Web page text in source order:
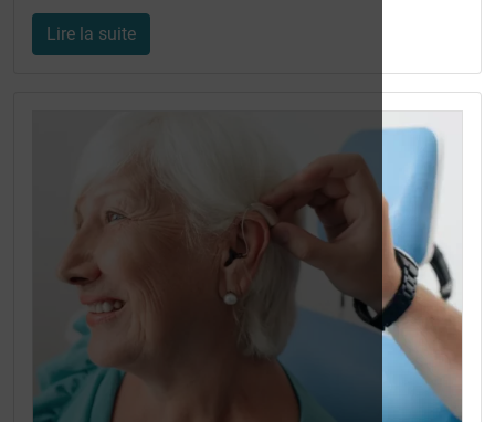
Lire la suite